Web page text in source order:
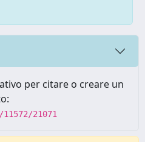
per citare o creare un
21071